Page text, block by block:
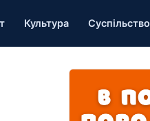
Культура Суспільство